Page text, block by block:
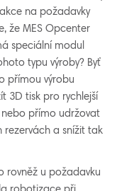
na požadavky
že MES Opcenter
speciální modul
typu výroby? Byť
přímou výrobu
3D tisk pro rychlejší
nebo přímo udržovat
rezervách a snížit tak
rovněž u požadavku